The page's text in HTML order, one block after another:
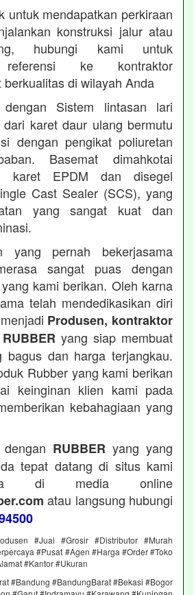
untuk mendapatkan perkiraan
konstruksi jalur atau
hubungi kami untuk
referensi ke kontraktor
di wilayah Anda
dengan Sistem lintasan lari
karet daur ulang bermutu
dengan pengikat poliuretan
Basemat dimahkotai
karet EPDM dan disegel
Cast Sealer (SCS), yang
yang sangat kuat dan
yang pernah bekerjasama
sangat puas dengan
kami berikan. Oleh karna
telah mendedikasikan diri
Produsen, kontraktor
yang siap membuat
bagus dan harga terjangkau.
Rubber yang kami berikan
keinginan klien kami pada
kebahagiaan yang
RUBBER yang yang
tepat datang di situs kami
di media online
atau langsung hubungi
#Jual #Grosir #Distributor #Murah
#Pusat #Agen #Harga #Order #Toko
#Kantor #Ukuran
#Bandung #BandungBarat #Bekasi #Bogor